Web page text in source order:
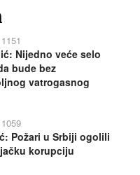
Nijedno veće selo
bude bez
vatrogasnog
Požari u Srbiji ogolili
korupciju